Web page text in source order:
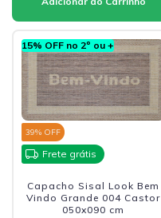
15% OFF no 2º ou +
39% OFF
Frete grátis
Capacho Sisal Look Bem
Vindo Grande 004 Castor
050x090 cm